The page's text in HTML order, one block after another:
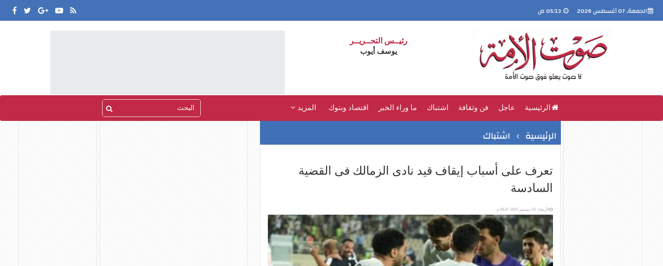
الجمعة، 07 أغسطس 2026
رئيــس التحــريــر
يوسف أيوب
الرئيسية عاجل فن وثقافة اشتباك ما وراء الخبر اقتصاد وبنوك المزيد
الرئيسية اشتباك
تعرف على أسباب إيقاف قيد نادى الزمالك فى القضية
السادسة
الأربعاء، 03 ديسمبر 2025 06:47 م